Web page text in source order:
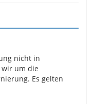
nicht in
um die
Es gelten